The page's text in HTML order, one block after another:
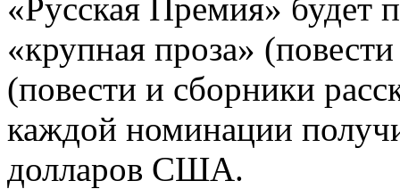
«Русская Премия» будет
«крупная проза»
(повести и сборники
каждой номинации
долларов США.